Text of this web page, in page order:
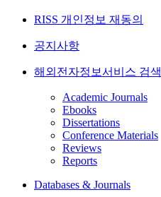
RISS 개인정보 재동의
공지사항
해외전자정보서비스 검색
Academic Journals
Ebooks
Dissertations
Conference Materials
Reviews
Reports
Databases & Journals